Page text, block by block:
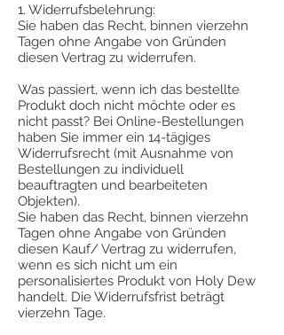
1. Widerrufsbelehrung:
Sie haben das Recht, binnen vierzehn
Tagen ohne Angabe von Gründen
diesen Vertrag zu widerrufen.
Was passiert, wenn ich das bestellte
Produkt doch nicht möchte oder es
nicht passt? Bei Online-Bestellungen
haben Sie immer ein 14-tägiges
Widerrufsrecht (mit Ausnahme von
Bestellungen zu individuell
beauftragten und bearbeiteten
Objekten).
Sie haben das Recht, binnen vierzehn
Tagen ohne Angabe von Gründen
diesen Kauf/ Vertrag zu widerrufen,
wenn es sich nicht um ein
personalisiertes Produkt von Holy Dew
handelt. Die Widerrufsfrist beträgt
vierzehn Tage.